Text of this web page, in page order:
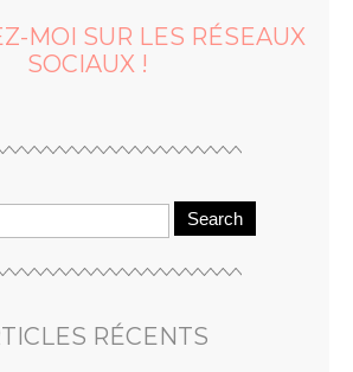
MOI SUR LES RÉSEAUX
SOCIAUX !
Search
RÉCENTS